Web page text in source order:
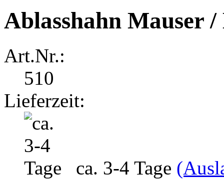
Ablasshahn Mauser
Art.Nr.:
510
Lieferzeit:
ca. 3-4 Tage